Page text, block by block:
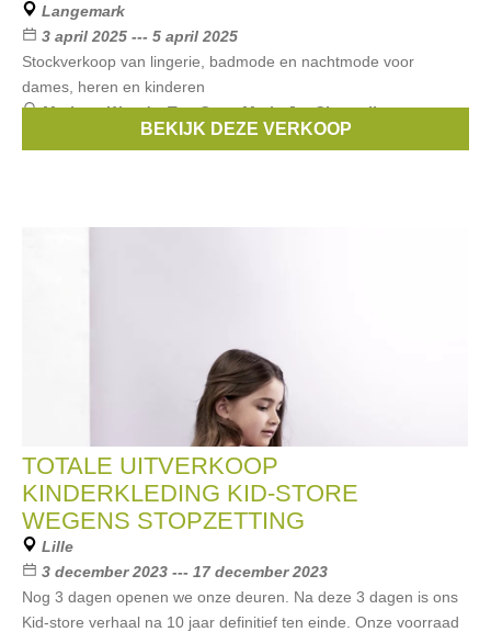
Langemark
3 april 2025 --- 5 april 2025
Stockverkoop van lingerie, badmode en nachtmode voor
dames, heren en kinderen
Merken:Woody,Ten Cate,Marie Jo,Chantelle,
BEKIJK DEZE VERKOOP
TOTALE UITVERKOOP
KINDERKLEDING KID-STORE
WEGENS STOPZETTING
Lille
3 december 2023 --- 17 december 2023
Nog 3 dagen openen we onze deuren. Na deze 3 dagen is ons
Kid-store verhaal na 10 jaar definitief ten einde. Onze voorraad